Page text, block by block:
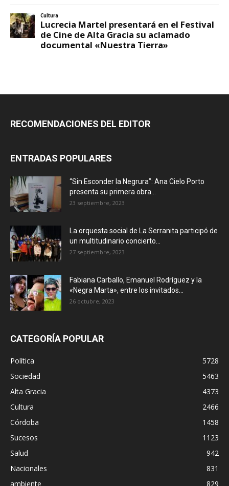
RECOMENDACIONES DEL EDITOR
ENTRADAS POPULARES
“Sin Esconder la Negrura”: Ana Cielo Porto
presenta su primera obra...
23 septiembre, 2023
La orquesta social de La Serranita participó de
un multitudinario concierto...
27 septiembre, 2023
Fabiana Carballo, Emanuel Rodríguez y la
«Negra Marta», entre los invitados...
26 octubre, 2023
CATEGORÍA POPULAR
Política
5728
Sociedad
5463
Alta Gracia
4373
Cultura
2466
Córdoba
1458
Sucesos
1123
Salud
942
Nacionales
831
ambiente
829